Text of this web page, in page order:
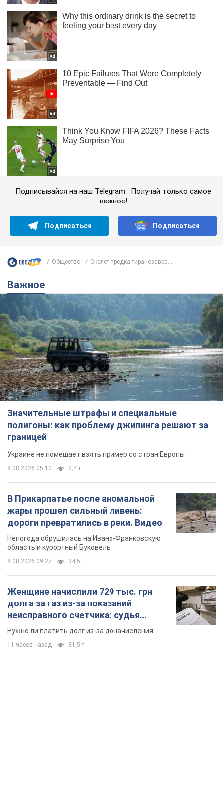
Подписывайся на наш Telegram . Получай только самое
важное!
Подписаться Подписаться
Общество Скелет предка тиранозавра...
Важное
Значительные штрафы и специальные
полигоны: как проблему джипинга решают за
границей
Украине не помешает взять пример со стран Европы
8.08.2026 05:10 2,4 т.
В Прикарпатье после аномальной
жары прошел сильный ливень:
дороги превратились в реки. Видео
Непогода обрушилась на Ивано-Франковскую
область и курортный Буковель
8.08.2026 09:27 34,5 т.
Женщине начислили 729 тыс. грн
долга за газ из-за показаний
неисправного счетчика: судья
вынес неожиданное решение
Нужно ли платить долг из-за доначисления
11 часов назад 31,5 т.